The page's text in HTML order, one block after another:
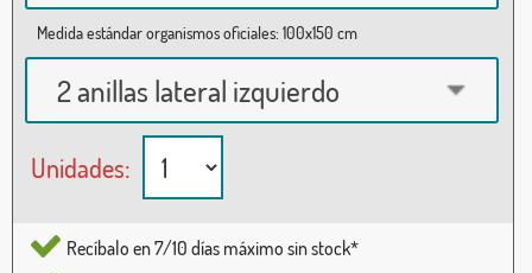
Medida estándar organismos oficiales: 100x150 cm
2 anillas lateral izquierdo
Unidades:
Recíbalo en 7/10 días máximo sin stock*